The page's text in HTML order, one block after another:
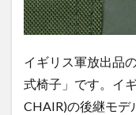
イギリス軍放出品
式椅子」です。イ
CHAIR)の後継モデ